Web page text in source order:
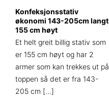
Konfeksjonsstativ
økonomi 143-205cm langt
155 cm høyt
Et helt greit billig stativ som
er 155 cm høyt og har 2
armer som kan trekkes ut på
toppen så det er fra 143-
205 cm […]